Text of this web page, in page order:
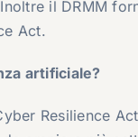
il DRMM
Act.
artificiale?
Resilience